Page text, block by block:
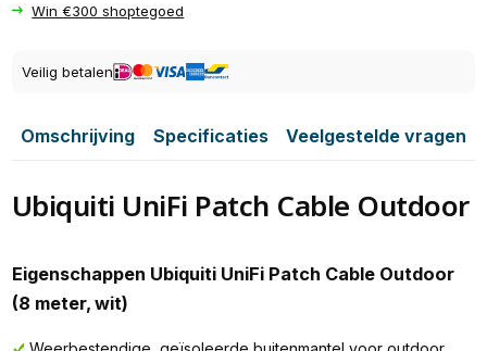
Win €300 shoptegoed
Veilig betalen
Omschrijving Specificaties Veelgestelde vragen
Ubiquiti UniFi Patch Cable Outdoor
Eigenschappen Ubiquiti UniFi Patch Cable Outdoor
(8 meter, wit)